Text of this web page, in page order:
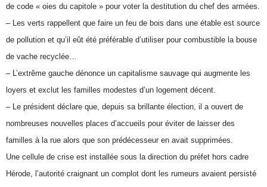
de code « oies du capitole » pour voter la destitution du chef des armées.
– Les verts rappellent que faire un feu de bois dans une étable est source
de pollution et qu’il eût été préférable d’utiliser pour combustible la bouse
de vache recyclée…
– L’extrême gauche dénonce un capitalisme sauvage qui augmente les
loyers et exclut les familles modestes d’un logement décent.
– Le président déclare que, depuis sa brillante élection, il a ouvert de
nombreuses nouvelles places d’accueils pour éviter de laisser des
familles à la rue alors que son prédécesseur en avait supprimées.
Une cellule de crise est installée sous la direction du préfet hors cadre
Hérode, l’autorité craignant un complot dont les rumeurs avaient persisté